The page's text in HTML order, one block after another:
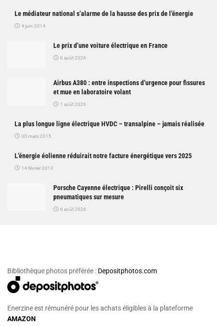
Le médiateur national s’alarme de la hausse des prix de l’énergie
4 juin 2014
Le prix d’une voiture électrique en France
6 août 2026
Airbus A380 : entre inspections d’urgence pour fissures
et mue en laboratoire volant
1 août 2026
La plus longue ligne électrique HVDC – transalpine – jamais réalisée
30 mars 2015
L’énergie éolienne réduirait notre facture énergétique vers 2025
14 février 2013
Porsche Cayenne électrique : Pirelli conçoit six
pneumatiques sur mesure
6 août 2026
Bibliothèque photos préférée : Depositphotos.com
Enerzine est rémunéré pour les achats éligibles à la plateforme
AMAZON